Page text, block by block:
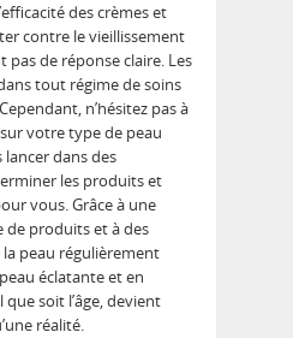
des crèmes et
contre le vieillissement
pas de réponse claire. Les
tout régime de soins
n’hésitez pas à
votre type de peau
dans des
les produits et
vous. Grâce à une
de produits et à des
peau régulièrement
éclatante et en
soit l’âge, devient
réalité.